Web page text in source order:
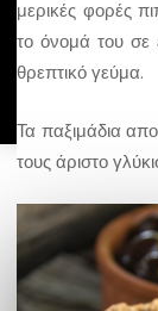
μερικές φορές
το όνομά του σε
θρεπτικό γεύμα.
Τα παξιμάδια
τους άριστο
©Greek